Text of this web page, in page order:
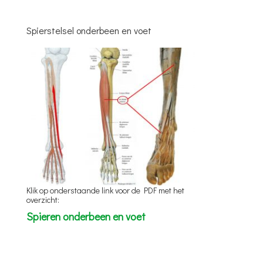
Spierstelsel onderbeen en voet
Klik op onderstaande link voor de PDF met het
overzicht:
Spieren onderbeen en voet